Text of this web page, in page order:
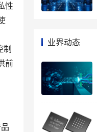
性
前
业界动态